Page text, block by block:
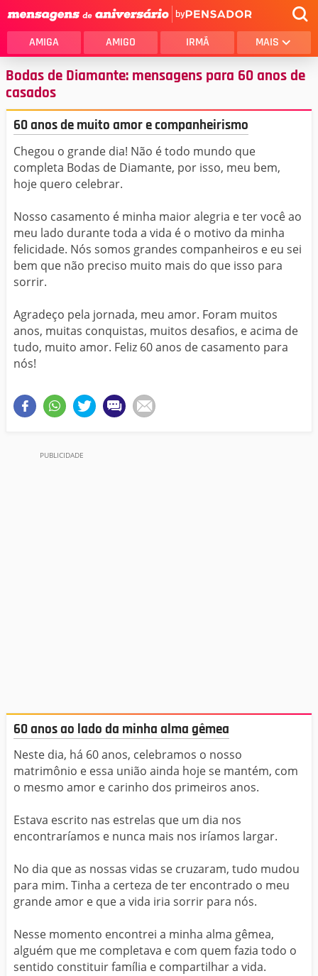
by
AMIGA AMIGO IRMÃ MAIS
Bodas de Diamante: mensagens para 60 anos de
casados
60 anos de muito amor e companheirismo
Chegou o grande dia! Não é todo mundo que
completa Bodas de Diamante, por isso, meu bem,
hoje quero celebrar.
Nosso casamento é minha maior alegria e ter você ao
meu lado durante toda a vida é o motivo da minha
felicidade. Nós somos grandes companheiros e eu sei
bem que não preciso muito mais do que isso para
sorrir.
Agradeço pela jornada, meu amor. Foram muitos
anos, muitas conquistas, muitos desafios, e acima de
tudo, muito amor. Feliz 60 anos de casamento para
nós!
60 anos ao lado da minha alma gêmea
Neste dia, há 60 anos, celebramos o nosso
matrimônio e essa união ainda hoje se mantém, com
o mesmo amor e carinho dos primeiros anos.
Estava escrito nas estrelas que um dia nos
encontraríamos e nunca mais nos iríamos largar.
No dia que as nossas vidas se cruzaram, tudo mudou
para mim. Tinha a certeza de ter encontrado o meu
grande amor e que a vida iria sorrir para nós.
Nesse momento encontrei a minha alma gêmea,
alguém que me completava e com quem fazia todo o
sentido constituir família e compartilhar a vida.